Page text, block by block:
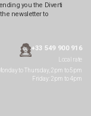
you the Diverti
newsletter to
+33 549 900 916
Local rate
to Thursday, 2pm to 5pm
Friday: 2pm to 4pm